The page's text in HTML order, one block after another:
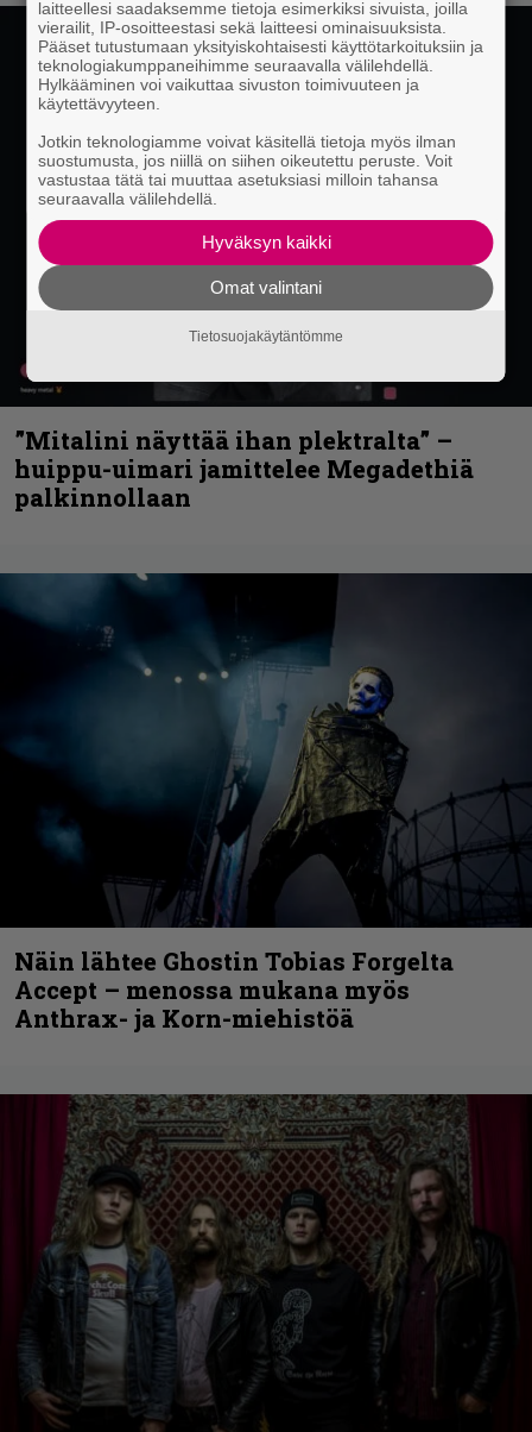
”Mitalini näyttää ihan plektralta” –
huippu-uimari jamittelee Megadethiä
palkinnollaan
Näin lähtee Ghostin Tobias Forgelta
Accept – menossa mukana myös
Anthrax- ja Korn-miehistöä
laitteellesi saadaksemme tietoja esimerkiksi sivuista, joilla
vierailit, IP-osoitteestasi sekä laitteesi ominaisuuksista.
Pääset tutustumaan yksityiskohtaisesti käyttötarkoituksiin ja
teknologiakumppaneihimme seuraavalla välilehdellä.
Hylkääminen voi vaikuttaa sivuston toimivuuteen ja
käytettävyyteen.
Jotkin teknologiamme voivat käsitellä tietoja myös ilman
suostumusta, jos niillä on siihen oikeutettu peruste. Voit
vastustaa tätä tai muuttaa asetuksiasi milloin tahansa
seuraavalla välilehdellä.
Hyväksyn kaikki
Omat valintani
Tietosuojakäytäntömme